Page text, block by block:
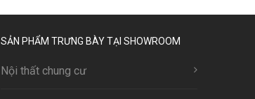
SẢN PHẨM TRƯNG BÀY TẠI SHOWROOM
Nội thất chung cư